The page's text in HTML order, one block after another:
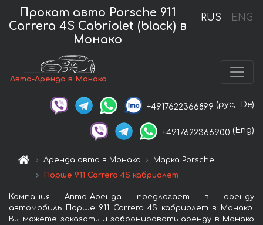
RUS ENG
Прокат авто Porsche 911
Carrera 4S Cabriolet (black) в
Монако
Авто-Аренда в Монако
+4917622366899 (рус, De)
+4917622366900 (Eng)
Аренда авто в Монако
Марка Porsche
Порше 911 Carrera 4S кабриолет
Компания Авто-Аренда предлагает в аренду
автомобиль Порше 911 Carrera 4S кабриолет в Монако.
Вы можете заказать и забронировать аренду в Монако